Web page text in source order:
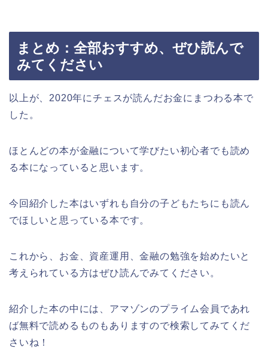
まとめ：全部おすすめ、ぜひ読んで
みてください
以上が、2020年にチェスが読んだお金にまつわる本で
した。
ほとんどの本が金融について学びたい初心者でも読め
る本になっていると思います。
今回紹介した本はいずれも自分の子どもたちにも読ん
でほしいと思っている本です。
これから、お金、資産運用、金融の勉強を始めたいと
考えられている方はぜひ読んでみてください。
紹介した本の中には、アマゾンのプライム会員であれ
ば無料で読めるものもありますので検索してみてくだ
さいね！